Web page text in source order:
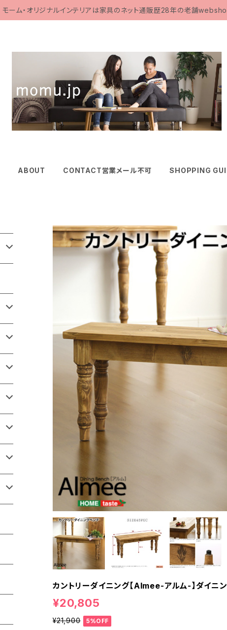
モーム・オリジナルインテリアは家具のネット通販歴28年の老舗
ABOUT CONTACT営業メール不可 SHOPPING
カントリーダイニング【Almee-アルム-】ダイ
¥20,805
¥21,900 5%OFF